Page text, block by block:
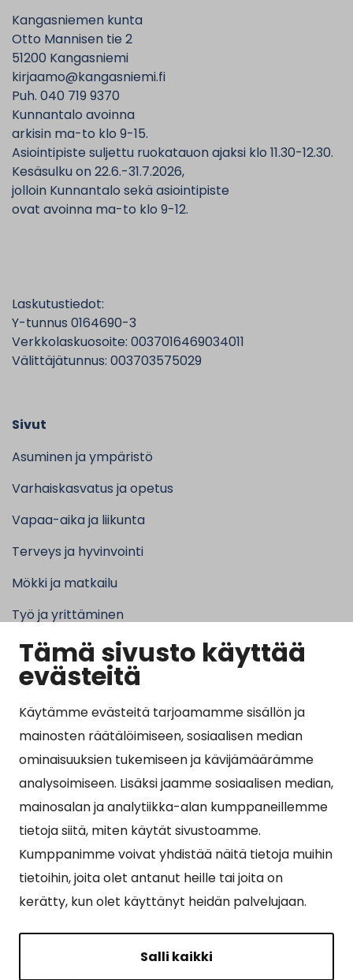
Tämä sivusto käyttää
evästeitä
Käytämme evästeitä tarjoamamme sisällön ja
mainosten räätälöimiseen, sosiaalisen median
ominaisuuksien tukemiseen ja kävijämäärämme
analysoimiseen. Lisäksi jaamme sosiaalisen median,
mainosalan ja analytiikka-alan kumppaneillemme
tietoja siitä, miten käytät sivustoamme.
Kumppanimme voivat yhdistää näitä tietoja muihin
tietoihin, joita olet antanut heille tai joita on
kerätty, kun olet käyttänyt heidän palvelujaan.
Salli kaikki
Kangasniemen kunta
Otto Mannisen tie 2
51200 Kangasniemi
kirjaamo@kangasniemi.fi
Puh. 040 719 9370
Kunnantalo avoinna
arkisin ma-to klo 9-15.
Asiointipiste suljettu ruokatauon ajaksi klo 11.30-12.30.
Kesäsulku on 22.6.-31.7.2026,
jolloin Kunnantalo sekä asiointipiste
ovat avoinna ma-to klo 9-12.
Laskutustiedot:
Y-tunnus 0164690-3
Verkkolaskuosoite: 0037016469034011
Välittäjätunnus: 003703575029
Sivut
Asuminen ja ympäristö
Varhaiskasvatus ja opetus
Vapaa-aika ja liikunta
Terveys ja hyvinvointi
Mökki ja matkailu
Työ ja yrittäminen
Kunta ja hallinto
Suosituimmat sivut
Esityslistat, pöytäkirjat, viranhaltijapäätökset ja
kuulutukset
Tietoa ja ohjeistusta koronavirukseen liittyen
Asiointipiste
Sähköinen asiointi
Yhteydenotto
Tilavaraus